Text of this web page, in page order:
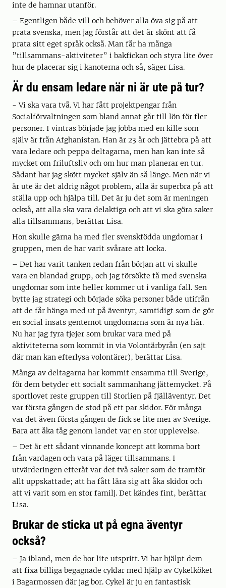
inte de hamnar utanför.
– Egentligen både vill och behöver alla öva sig på att
prata svenska, men jag förstår att det är skönt att få
prata sitt eget språk också. Man får ha många
”tillsammans-aktiviteter” i bakfickan och styra lite över
hur de placerar sig i kanoterna och så, säger Lisa.
Är du ensam ledare när ni är ute på tur?
- Vi ska vara två. Vi har fått projektpengar från
Socialförvaltningen som bland annat går till lön för fler
personer. I vintras började jag jobba med en kille som
själv är från Afghanistan. Han är 23 år och jättebra på att
vara ledare och peppa deltagarna, men han kan inte så
mycket om friluftsliv och om hur man planerar en tur.
Sådant har jag skött mycket själv än så länge. Men när vi
är ute är det aldrig något problem, alla är superbra på att
ställa upp och hjälpa till. Det är ju det som är meningen
också, att alla ska vara delaktiga och att vi ska göra saker
alla tillsammans, berättar Lisa.
Hon skulle gärna ha med fler svenskfödda ungdomar i
gruppen, men de har varit svårare att locka.
– Det har varit tanken redan från början att vi skulle
vara en blandad grupp, och jag försökte få med svenska
ungdomar som inte heller kommer ut i vanliga fall. Sen
bytte jag strategi och började söka personer både utifrån
att de får hänga med ut på äventyr, samtidigt som de gör
en social insats gentemot ungdomarna som är nya här.
Nu har jag fyra tjejer som brukar vara med på
aktiviteterna som kommit in via Volontärbyrån (en sajt
där man kan efterlysa volontärer), berättar Lisa.
Många av deltagarna har kommit ensamma till Sverige,
för dem betyder ett socialt sammanhang jättemycket. På
sportlovet reste gruppen till Storlien på fjälläventyr. Det
var första gången de stod på ett par skidor. För många
var det även första gången de fick se lite mer av Sverige.
Bara att åka tåg genom landet var en stor upplevelse.
– Det är ett sådant vinnande koncept att komma bort
från vardagen och vara på läger tillsammans. I
utvärderingen efteråt var det två saker som de framför
allt uppskattade; att ha fått lära sig att åka skidor och
att vi varit som en stor familj. Det kändes fint, berättar
Lisa.
Brukar de sticka ut på egna äventyr
också?
– Ja ibland, men de bor lite utspritt. Vi har hjälpt dem
att fixa billiga begagnade cyklar med hjälp av Cykelköket
i Bagarmossen där jag bor. Cykel är ju en fantastisk